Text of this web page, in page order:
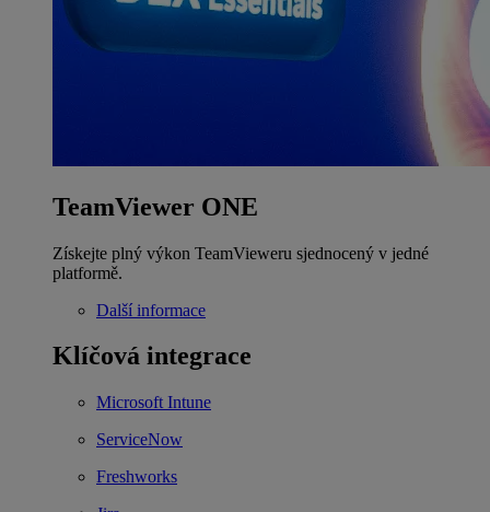
TeamViewer ONE
Získejte plný výkon TeamVieweru sjednocený v jedné
platformě.
Další informace
Klíčová integrace
Microsoft Intune
ServiceNow
Freshworks